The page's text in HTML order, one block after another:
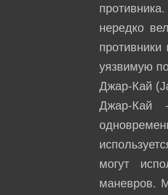
нередко
противники
уязвимую
Джар-Кай
Джар-Кай
могут
маневров.